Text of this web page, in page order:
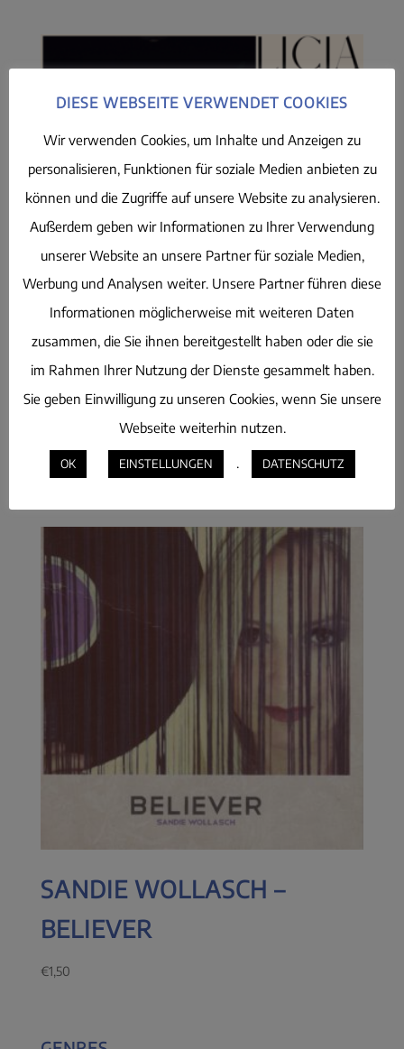
LICIA – TRAIN OF
THOUGHTS
1,50
SANDIE WOLLASCH –
BELIEVER
€1,50
DIESE WEBSEITE VERWENDET COOKIES
Wir verwenden Cookies, um Inhalte und Anzeigen zu
personalisieren, Funktionen für soziale Medien anbieten zu
können und die Zugriffe auf unsere Website zu analysieren.
Außerdem geben wir Informationen zu Ihrer Verwendung
unserer Website an unsere Partner für soziale Medien,
Werbung und Analysen weiter. Unsere Partner führen diese
Informationen möglicherweise mit weiteren Daten
zusammen, die Sie ihnen bereitgestellt haben oder die sie
im Rahmen Ihrer Nutzung der Dienste gesammelt haben.
Sie geben Einwilligung zu unseren Cookies, wenn Sie unsere
Webseite weiterhin nutzen.
OK EINSTELLUNGEN . DATENSCHUTZ